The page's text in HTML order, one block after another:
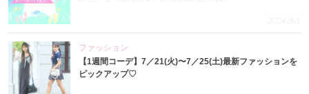
2026.8.1
ファッション
【1週間コーデ】7／21(火)〜7／25(土)最新ファッションを
ピックアップ♡